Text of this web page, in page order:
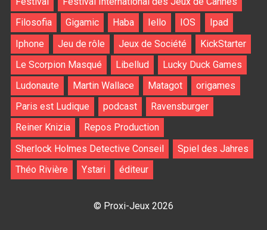
Filosofia
Gigamic Haba Iello IOS
Ipad
Iphone
Jeu de rôle Jeux de Société
KickStarter
Le Scorpion Masqué
Libellud
Lucky Duck Games
Ludonaute
Martin Wallace Matagot
origames
Paris est Ludique
podcast
Ravensburger
Reiner Knizia
Repos Production
Sherlock Holmes Detective Conseil
Spiel des Jahres
Théo Rivière
Ystari éditeur
© Proxi-Jeux 2026